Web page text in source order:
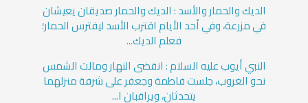
الديك والحمار والأسد : الديك والحمار صديقان يعيشان
في مزرعة، وفي أحد الأيام اقترب الأسد ليفترس الحمار؛
فعلم الديك...
النبي أيوب عليه السلام : انقضى النهار ومالت الشمس
نحو الغروب، جلست فاطمة وجعفر على شرفة منزلهما
يتحدثان، ويراقبان ا...